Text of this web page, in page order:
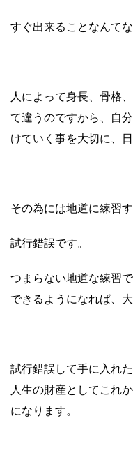
すぐ出来ることなんて
人によって身長、骨格
て違うのですから、自
けていく事を大切に、
その為には地道に練習
試行錯誤です。
つまらない地道な練習
できるようになれば、
試行錯誤して手に入れ
人生の財産としてこれ
になります。